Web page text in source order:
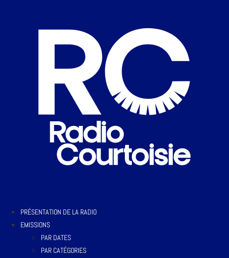
PRÉSENTATION DE LA RADIO
EMISSIONS
PAR DATES
PAR CATÉGORIES